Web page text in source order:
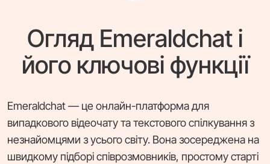
Огляд Emeraldchat і
його ключові функції
Emeraldchat — це онлайн-платформа для
випадкового відеочату та текстового спілкування з
незнайомцями з усього світу. Вона зосереджена на
швидкому підборі співрозмовників, простому старті